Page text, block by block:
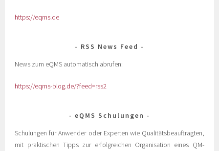
https://eqms.de
RSS News Feed
News zum eQMS automatisch abrufen:
https://eqms-blog.de/?feed=rss2
eQMS Schulungen
Schulungen für Anwender oder Experten wie Qualitätsbeauftragten,
mit praktischen Tipps zur erfolgreichen Organisation eines QM-